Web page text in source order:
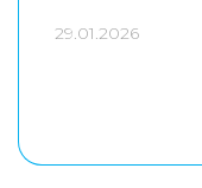
Булата
29.01.2026